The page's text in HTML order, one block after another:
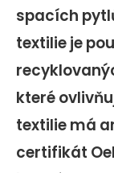
spacích
textilie je
které
textilie má
certifikát